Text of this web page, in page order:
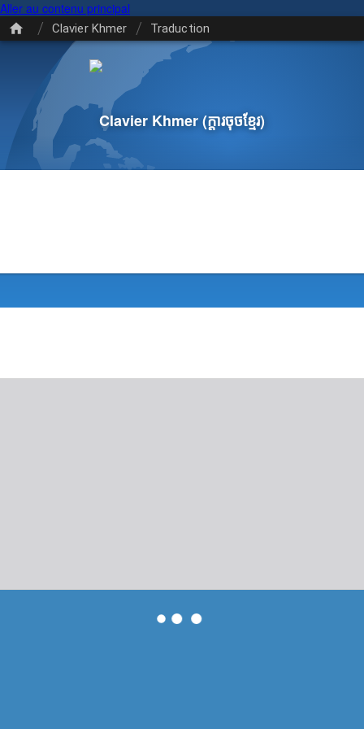
Aller au contenu principal
/ Clavier Khmer / Traduction
Clavier Khmer(ក្តា​រ​ចុច​ខ្មែរ)